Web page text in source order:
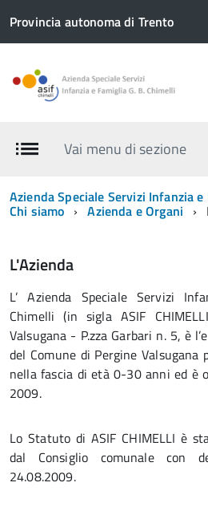
Provincia autonoma di Trento
Vai menu di sezione
Azienda Speciale Servizi Infanzia
Chi siamo Azienda e Organi
L'Azienda
L’ Azienda Speciale Servizi
Chimelli (in sigla ASIF
Valsugana - P.zza Garbari n. 5, è
del Comune di Pergine
nella fascia di età 0-30 anni ed è
2009.
Lo Statuto di ASIF CHIMELLI è
dal Consiglio comunale con
24.08.2009.